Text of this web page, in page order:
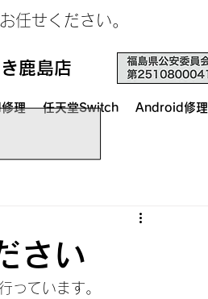
さい
っています。
任せください。
理 任天堂Switch Android修理
鹿島店